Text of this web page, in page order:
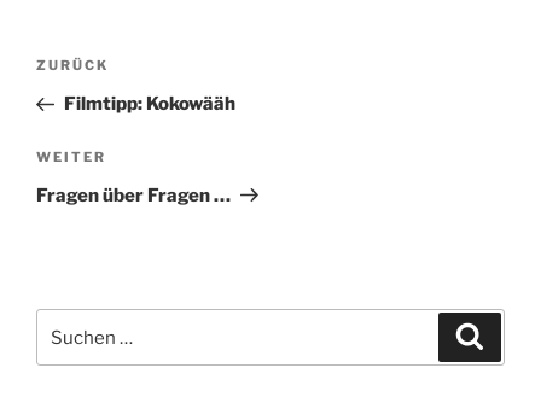
Beitragsnavigation
Vorheriger
Beitrag
ZURÜCK
Filmtipp: Kokowääh
Nächster
Beitrag
WEITER
Fragen über Fragen …
nach: